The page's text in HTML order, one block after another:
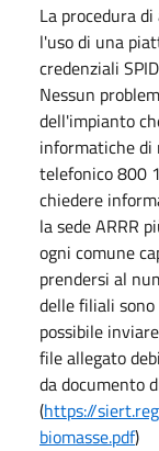
La procedura
l'uso di una
credenziali
Nessun
dell'impianto
informatiche
telefonico 800
chiedere
la sede ARRR
ogni comune
prendersi al
delle filiali
possibile
file allegato
da documento
(https://
biomasse.pdf)